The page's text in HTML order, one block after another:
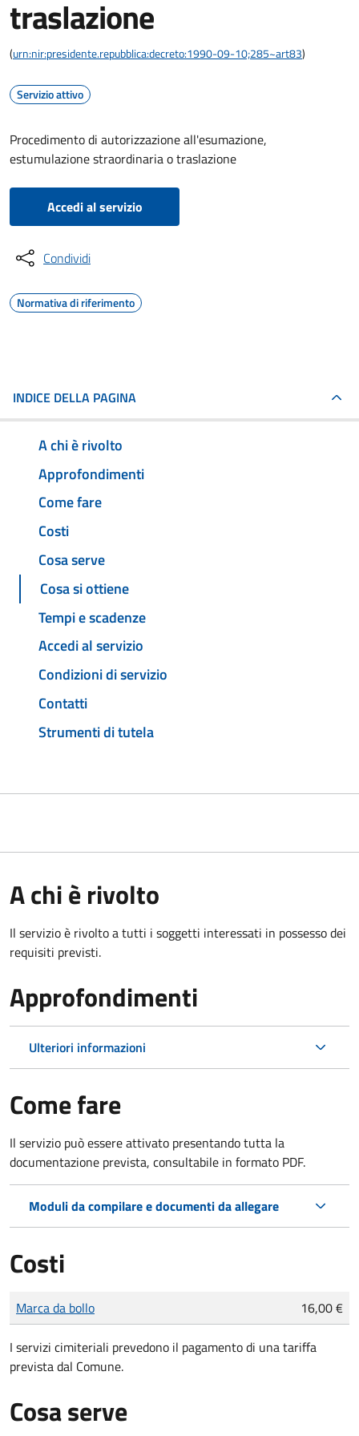
traslazione
(urn:nir:presidente.repubblica:decreto:1990-09-10;285~art83)
Servizio attivo
Procedimento di autorizzazione all'esumazione,
estumulazione straordinaria o traslazione
Accedi al servizio
Condividi
Normativa di riferimento
INDICE DELLA PAGINA
A chi è rivolto
Approfondimenti
Come fare
Costi
Cosa serve
Cosa si ottiene
Tempi e scadenze
Accedi al servizio
Condizioni di servizio
Contatti
Strumenti di tutela
A chi è rivolto
Il servizio è rivolto a tutti i soggetti interessati in possesso dei
requisiti previsti.
Approfondimenti
Ulteriori informazioni
Come fare
Il servizio può essere attivato presentando tutta la
documentazione prevista, consultabile in formato PDF.
Moduli da compilare e documenti da allegare
Costi
Tipo di pagamento
Importo
Marca da bollo 16,00 €
I servizi cimiteriali prevedono il pagamento di una tariffa
prevista dal Comune.
Cosa serve